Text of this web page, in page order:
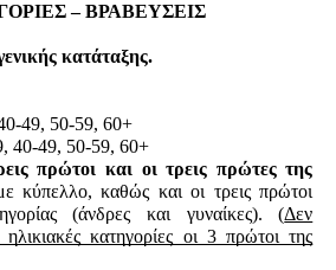
– ΒΡΑΒΕΥΣΕΙΣ
κατάταξης.
49, 50-59, 60+
40-49, 50-59, 60+
πρώτοι και οι τρεις πρώτες της
κύπελλο, καθώς και οι τρεις πρώτοι
(άνδρες και γυναίκες). (Δεν
ηλικιακές κατηγορίες οι 3 πρώτοι της